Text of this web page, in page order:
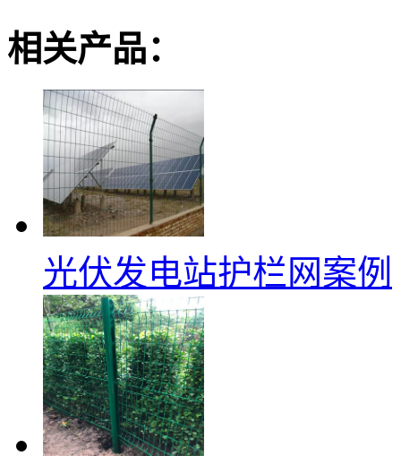
相关产品：
光伏发电站护栏网案例